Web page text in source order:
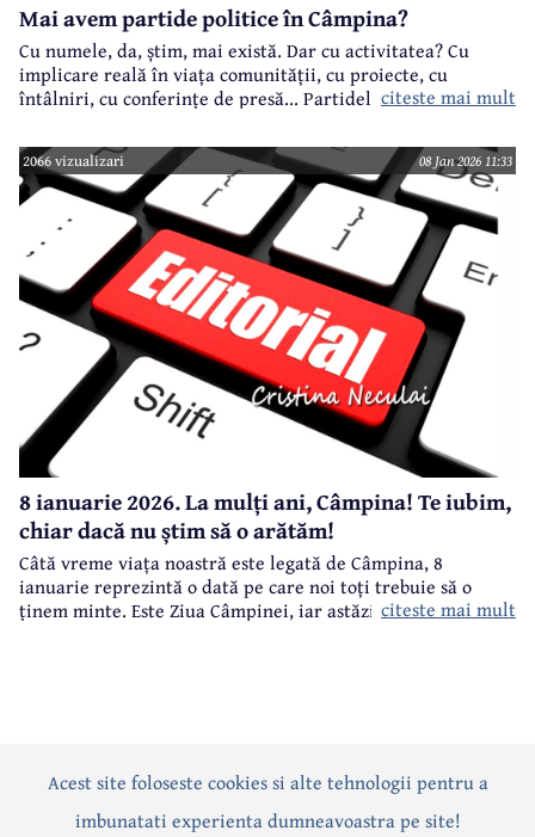
Mai avem partide politice în Câmpina?
Cu numele, da, știm, mai există. Dar cu activitatea? Cu
implicare reală în viața comunității, cu proiecte, cu
întâlniri, cu conferințe de presă... Partidele cu
PSD, PNL, USR, AUR - mai știți ceva de ele?
citeste mai mult
2066 vizualizari 08 Jan 2026 11:33
8 ianuarie 2026. La mulți ani, Câmpina! Te iubim,
chiar dacă nu știm să o arătăm!
Câtă vreme viața noastră este legată de Câmpina, 8
ianuarie reprezintă o dată pe care noi toți trebuie să o
ținem minte. Este Ziua Câmpinei, iar astăzi, 8 ianuarie
citeste mai mult
ActualitatePoliticăSocialEvenimentInterviuri
Acest site foloseste cookies si alte tehnologii pentru a
imbunatati experienta dumneavoastra pe site!